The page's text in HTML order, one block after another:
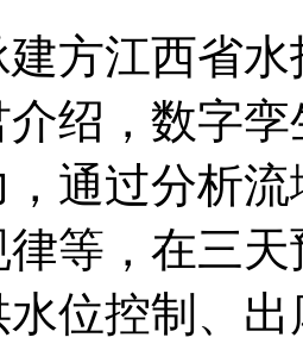
江西省水
介绍，数字
，通过分析
等，在三
位控制、